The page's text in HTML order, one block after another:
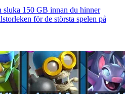
sluka 150 GB innan du hinner
för de största spelen på